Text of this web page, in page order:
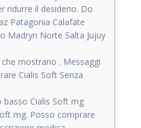
ridurre il desiderio. Do
Patagonia Calafate
Madryn Norte Salta Jujuy
mostrano . Messaggi
Cialis Soft Senza
basso Cialis Soft mg
mg. Posso comprare